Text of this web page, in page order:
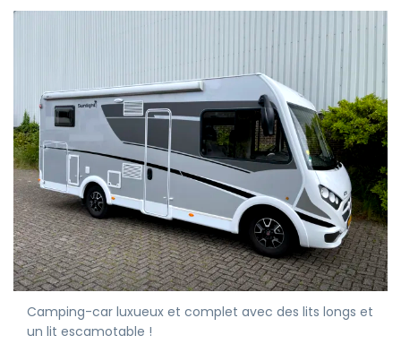
Camping-car luxueux et complet avec des lits longs et
un lit escamotable !